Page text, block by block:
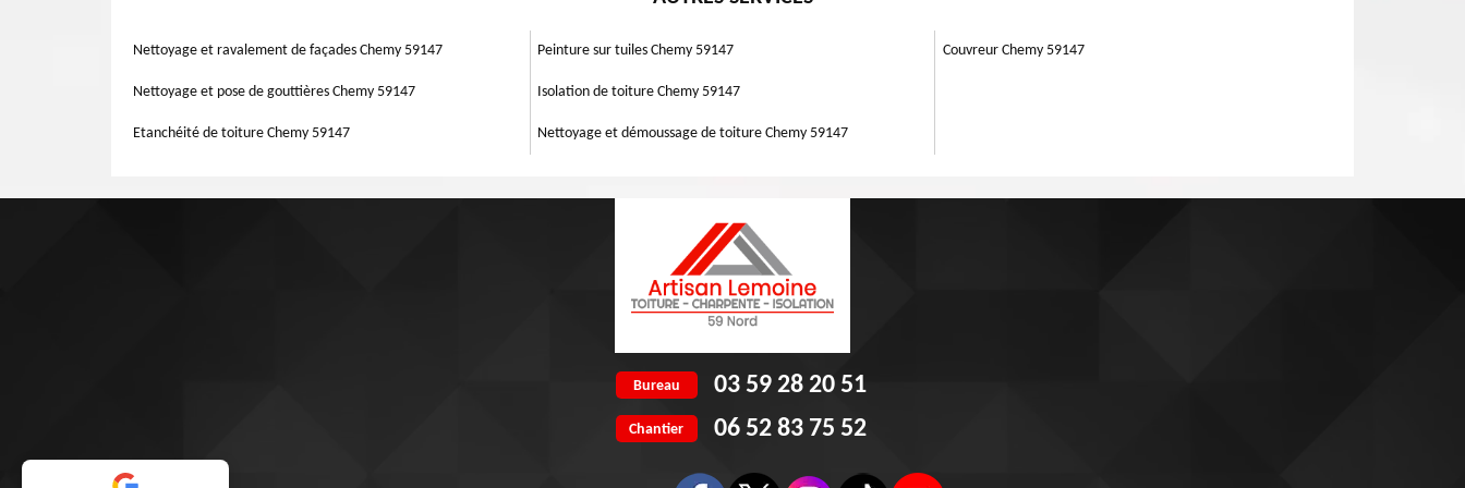
d’étanchéité. Il n'est pas obligé de travailler avec des professionnels, mais nous vous recommandons de le faire. Pour le travail,
Nettoyage et ravalement de façades Chemy 59147
Nettoyage et pose de gouttières Chemy 59147
Etanchéité de toiture Chemy 59147
Peinture sur tuiles Chemy 59147
Isolation de toiture Chemy 59147
Nettoyage et démoussage de toiture Chemy 59147
Couvreur Chemy 59147
Bureau 03 59 28 20 51
Chantier 06 52 83 75 52